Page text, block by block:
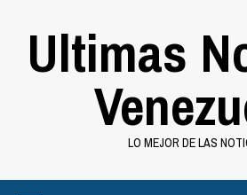
Ultimas
LO MEJOR DE LAS